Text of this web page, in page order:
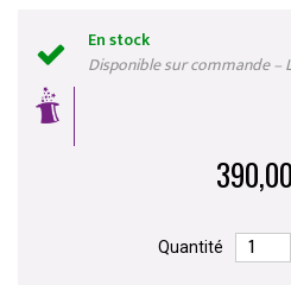
En stock
Disponible sur commande –
Quantité